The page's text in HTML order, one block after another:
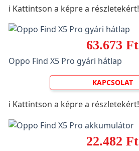
ℹ️ Kattintson a képre a részletekért!
63.673 Ft
Oppo Find X5 Pro gyári hátlap
KAPCSOLAT
ℹ️ Kattintson a képre a részletekért!
22.482 Ft